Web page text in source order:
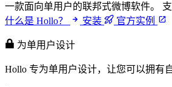
一款面向单用户的联邦式微博软件。 支
什么是 Hollo？
安装 官方实例
为单用户设计
Hollo 专为单用户设计，让您可以拥有